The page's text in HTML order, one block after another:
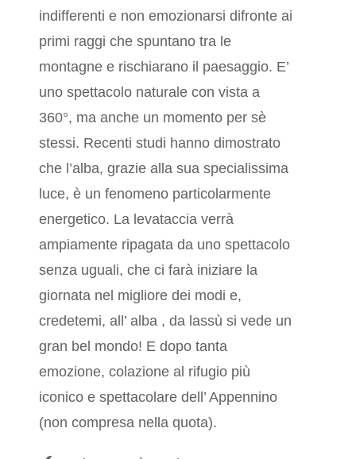
indifferenti e non emozionarsi difronte ai
primi raggi che spuntano tra le
montagne e rischiarano il paesaggio. E’
uno spettacolo naturale con vista a
360°, ma anche un momento per sè
stessi. Recenti studi hanno dimostrato
che l’alba, grazie alla sua specialissima
luce, è un fenomeno particolarmente
energetico. La levataccia verrà
ampiamente ripagata da uno spettacolo
senza uguali, che ci farà iniziare la
giornata nel migliore dei modi e,
credetemi, all’ alba , da lassù si vede un
gran bel mondo! E dopo tanta
emozione, colazione al rifugio più
iconico e spettacolare dell’ Appennino
(non compresa nella quota).